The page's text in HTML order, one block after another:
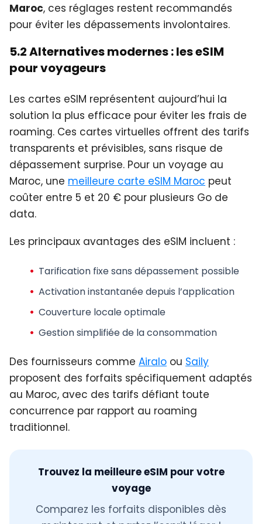
Maroc, ces réglages restent recommandés
pour éviter les dépassements involontaires.
5.2 Alternatives modernes : les eSIM
pour voyageurs
Les cartes eSIM représentent aujourd’hui la
solution la plus efficace pour éviter les frais de
roaming. Ces cartes virtuelles offrent des tarifs
transparents et prévisibles, sans risque de
dépassement surprise. Pour un voyage au
Maroc, une meilleure carte eSIM Maroc peut
coûter entre 5 et 20 € pour plusieurs Go de
data.
Les principaux avantages des eSIM incluent :
Tarification fixesans dépassement possible
Activation instantanéedepuis l’application
Couverture localeoptimale
Gestion simplifiéede la consommation
Des fournisseurs comme Airalo ou Saily
proposent des forfaits spécifiquement adaptés
au Maroc, avec des tarifs défiant toute
concurrence par rapport au roaming
traditionnel.
Trouvez la meilleure eSIM pour votre
voyage
Comparez les forfaits disponibles dès